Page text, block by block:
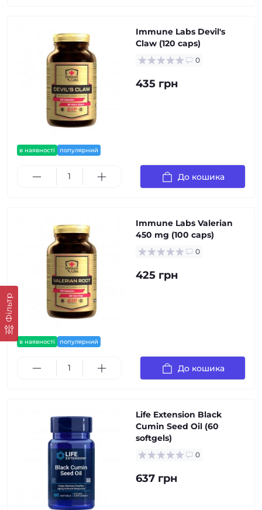
Фільтр
в наявності популярний
Immune Labs Devil's
Claw (120 caps)
0
435 грн
До кошика
в наявності популярний
Immune Labs Valerian
450 mg (100 caps)
0
425 грн
До кошика
Life Extension Black
Cumin Seed Oil (60
softgels)
0
637 грн